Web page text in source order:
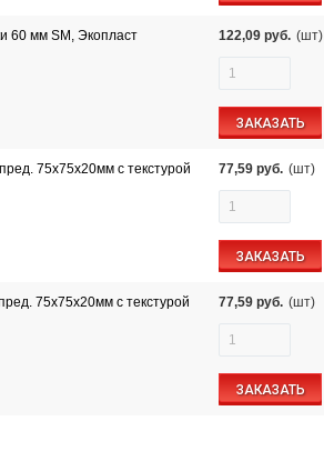
60 мм SM, Экопласт
122,09 руб. (шт)
ЗАКАЗАТЬ
75х75х20мм c текстурой
77,59 руб. (шт)
ЗАКАЗАТЬ
75х75х20мм c текстурой
77,59 руб. (шт)
ЗАКАЗАТЬ